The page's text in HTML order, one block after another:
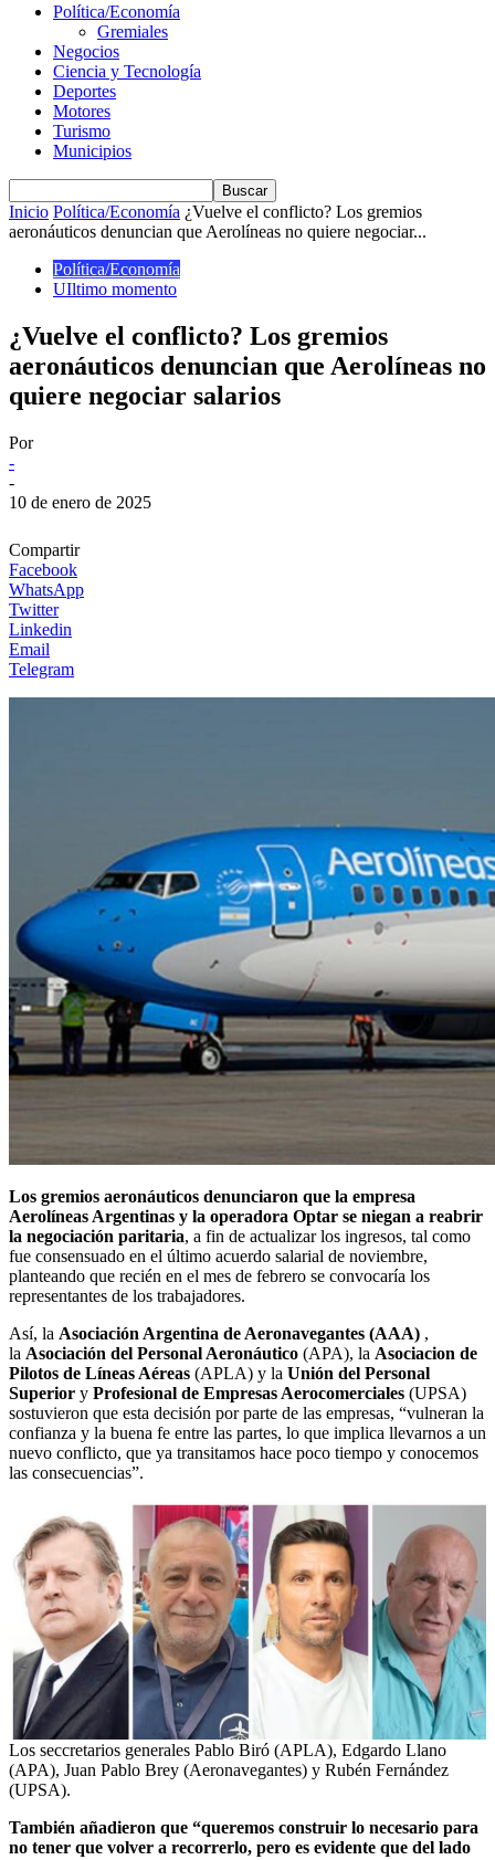
Política/Economía
Gremiales
Negocios
Ciencia y Tecnología
Deportes
Motores
Turismo
Municipios
Inicio Política/Economía ¿Vuelve el conflicto? Los gremios
aeronáuticos denuncian que Aerolíneas no quiere negociar...
Política/Economía
UIltimo momento
¿Vuelve el conflicto? Los gremios
aeronáuticos denuncian que Aerolíneas no
quiere negociar salarios
Por
-
-
10 de enero de 2025
Compartir
Facebook
WhatsApp
Twitter
Linkedin
Email
Telegram
Los gremios aeronáuticos denunciaron que la empresa
Aerolíneas Argentinas y la operadora Optar se niegan a reabrir
la negociación paritaria, a fin de actualizar los ingresos, tal como
fue consensuado en el último acuerdo salarial de noviembre,
planteando que recién en el mes de febrero se convocaría los
representantes de los trabajadores.
Así, la Asociación Argentina de Aeronavegantes (AAA) ,
la Asociación del Personal Aeronáutico (APA), la Asociacion de
Pilotos de Líneas Aéreas (APLA) y la Unión del Personal
Superior y Profesional de Empresas Aerocomerciales (UPSA)
sostuvieron que esta decisión por parte de las empresas, “vulneran la
confianza y la buena fe entre las partes, lo que implica llevarnos a un
nuevo conflicto, que ya transitamos hace poco tiempo y conocemos
las consecuencias”.
Los seccretarios generales Pablo Biró (APLA), Edgardo Llano
(APA), Juan Pablo Brey (Aeronavegantes) y Rubén Fernández
(UPSA).
También añadieron que “queremos construir lo necesario para
no tener que volver a recorrerlo, pero es evidente que del lado